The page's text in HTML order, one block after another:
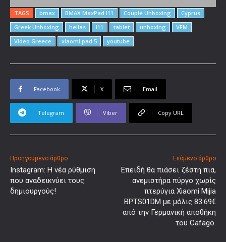
TAGS bmax BMAX MaxPad I11 Couple Unboxing
Cyprus
Greek Unboxing
hellas I11 tablet unboxing
VFM
Video Greece
xiaomi pad 5 youtube
Facebook X Email
Telegram Viber Copy URL
Προηγούμενο άρθρο
Instagram: Η νέα ρύθμιση
που αναδεικνύει τους
δημιουργούς!
Επόμενο άρθρο
Επειδή θα πιάσει ζέστη πια,
ανεμιστήρα πύργο χωρίς
πτερύγια Xiaomi Mijia
BPTS01DM με μόλις 83.69€
από την Γερμανική αποθήκη
του Cafago.